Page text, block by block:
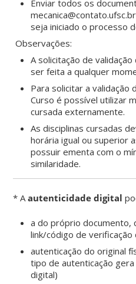
Enviar todos os
seja iniciado o processo
Observações:
A solicitação de
ser feita a qualquer
Para solicitar a validação
Curso é possível utilizar
cursada externamente.
As disciplinas cursadas
horária igual ou superior
possuir ementa com o
similaridade.
* Aautenticidade digital
a do próprio documento,
link/código de verificação
autenticação do original
tipo de autenticação
digital)